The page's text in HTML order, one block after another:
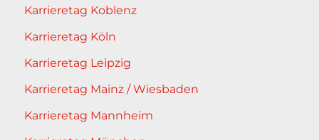
Karrieretag Koblenz
Karrieretag Köln
Karrieretag Leipzig
Karrieretag Mainz / Wiesbaden
Karrieretag Mannheim